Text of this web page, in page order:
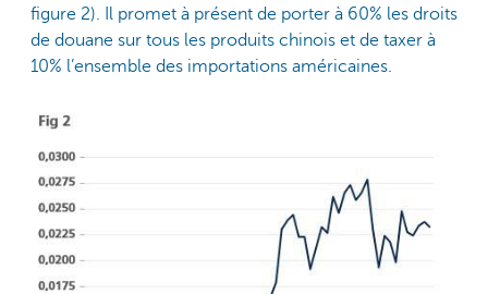
figure 2). Il promet à présent de porter à 60% les droits
de douane sur tous les produits chinois et de taxer à
10% l’ensemble des importations américaines.